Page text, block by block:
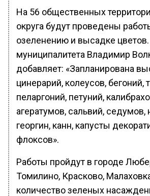
На 56 общественных
округа будут проведены
озеленению и высадке цветов.
муниципалитета Владимир
добавляет: «Запланирована
цинерарий, колеусов, бегоний,
пеларгоний, петуний,
агератумов, сальвий, седумов,
георгин, канн, капусты
флоксов».
Работы пройдут в городе
Томилино, Красково,
количество зеленых